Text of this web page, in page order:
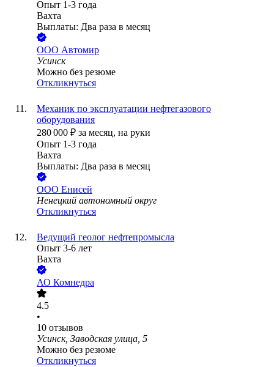
Опыт 1-3 года
Вахта
Выплаты: Два раза в месяц
ООО Автомир
Усинск
Можно без резюме
Откликнуться
Механик по эксплуатации нефтегазового
оборудования
280 000 ₽ за месяц, на руки
Опыт 1-3 года
Вахта
Выплаты: Два раза в месяц
ООО Енисей
Ненецкий автономный округ
Откликнуться
Ведущий геолог нефтепромысла
Опыт 3-6 лет
Вахта
АО Комнедра
4.5
•
10 отзывов
Усинск, Заводская улица, 5
Можно без резюме
Откликнуться